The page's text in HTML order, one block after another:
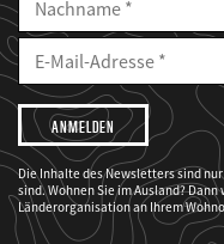
Nachname
E-
Mailadresse
E-
Adresse
Ich
möchte,
dass
der
WWF
mich
über
seine
Projekte
informiert.
Die Inhalte des Newsletters sind
sind. Wohnen Sie im Ausland?
Länderorganisation an Ihrem